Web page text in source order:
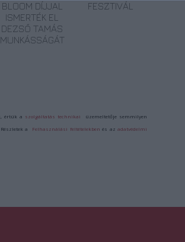
BLOOM DÍJJAL
ISMERTÉK EL
DEZSŐ TAMÁS
MUNKÁSSÁGÁT
FESZTIVÁL
értük a szolgáltatás technikai üzemeltetője semmilyen
a Felhasználási feltételekben és azadatvédelmi